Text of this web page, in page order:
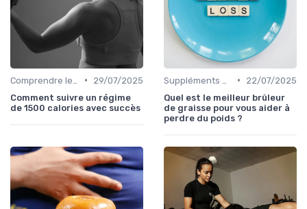
•
29/07/2025
Comment suivre un régime
de 1500 calories avec succès
•
22/07/2025
Quel est le meilleur brûleur
de graisse pour vous aider à
perdre du poids ?